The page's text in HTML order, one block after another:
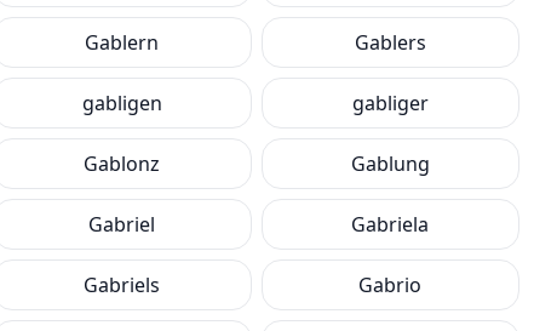
Gablern Gablers
gabligen gabliger
Gablonz Gablung
Gabriel Gabriela
Gabriels Gabrio